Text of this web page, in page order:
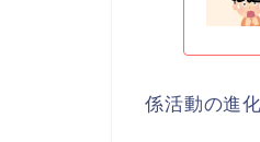
係活動の進